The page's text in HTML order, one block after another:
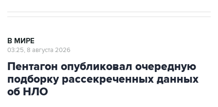
В МИРЕ
03:25, 8 августа 2026
Пентагон опубликовал очередную
подборку рассекреченных данных
об НЛО